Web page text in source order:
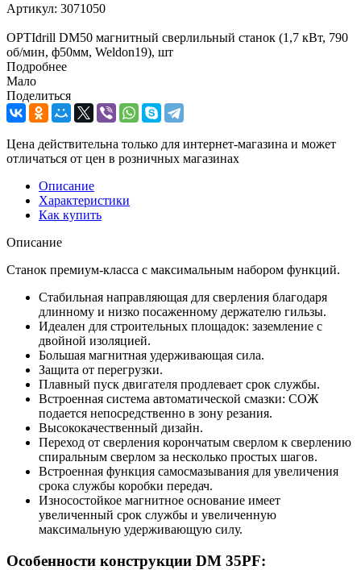
Артикул: 3071050
OPTIdrill DM50 магнитный сверлильный станок (1,7 кВт, 790
об/мин, ф50мм, Weldon19), шт
Подробнее
Мало
Поделиться
Цена действительна только для интернет-магазина и может
отличаться от цен в розничных магазинах
Описание
Характеристики
Как купить
Описание
Станок премиум-класса с максимальным набором функций.
Стабильная направляющая для сверления благодаря
длинному и низко посаженному держателю гильзы.
Идеален для строительных площадок: заземление с
двойной изоляцией.
Большая магнитная удерживающая сила.
Защита от перегрузки.
Плавный пуск двигателя продлевает срок службы.
Встроенная система автоматической смазки: СОЖ
подается непосредственно в зону резания.
Высококачественный дизайн.
Переход от сверления корончатым сверлом к сверлению
спиральным сверлом за несколько простых шагов.
Встроенная функция самосмазывания для увеличения
срока службы коробки передач.
Износостойкое магнитное основание имеет
увеличенный срок службы и увеличенную
максимальную удерживающую силу.
Особенности конструкции DM 35PF: